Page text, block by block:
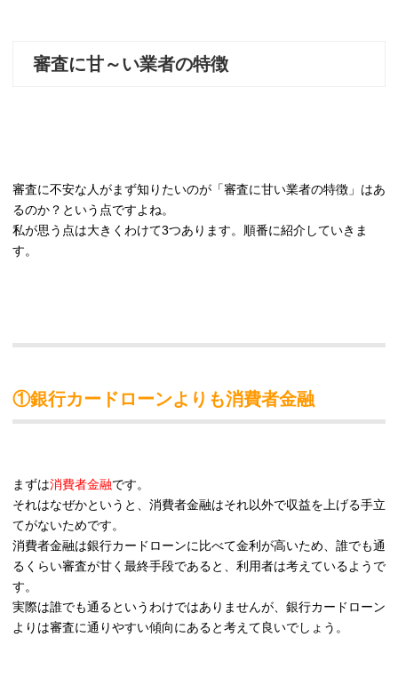
審査に甘～い業者の特徴
審査に不安な人がまず知りたいのが「審査に甘い業者の特徴」はあ
るのか？という点ですよね。
私が思う点は大きくわけて3つあります。順番に紹介していきま
す。
①銀行カードローンよりも消費者金融
まずは消費者金融です。
それはなぜかというと、消費者金融はそれ以外で収益を上げる手立
てがないためです。
消費者金融は銀行カードローンに比べて金利が高いため、誰でも通
るくらい審査が甘く最終手段であると、利用者は考えているようで
す。
実際は誰でも通るというわけではありませんが、銀行カードローン
よりは審査に通りやすい傾向にあると考えて良いでしょう。